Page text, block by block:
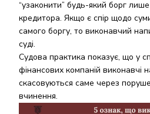
“узаконити” будь-який борг лише
кредитора. Якщо є спір щодо
самого боргу, то виконавчий
суді.
Судова практика показує, що у
фінансових компаній виконавчі
скасовуються саме через
вчинення.